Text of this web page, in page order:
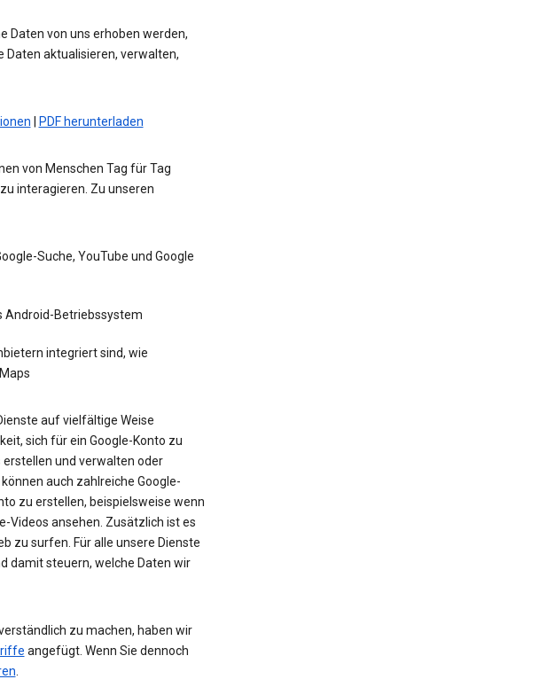
Daten von uns erhoben werden,
Daten aktualisieren, verwalten,
PDF herunterladen
von Menschen Tag für Tag
interagieren. Zu unseren
Suche, YouTube und Google
Android-Betriebssystem
integriert sind, wie
auf vielfältige Weise
sich für ein Google-Konto zu
erstellen und verwalten oder
auch zahlreiche Google-
zu erstellen, beispielsweise wenn
Videos ansehen. Zusätzlich ist es
zu surfen. Für alle unsere Dienste
damit steuern, welche Daten wir
zu machen, haben wir
angefügt. Wenn Sie dennoch
.